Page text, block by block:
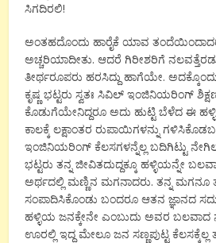
ಸಿಗದಿರಲಿ!
ಅಂತಹದೊಂದು ಹಾರೈಕೆ ಯಾವ
ಅಚ್ಚರಿಯಾದೀತು. ಆದರೆ ಗಿರೀಶರಿಗೆ
ತೀರ್ಥರೂಪರು ಹರಸಿದ್ದು ಹಾಗೆಯೇ.
ಕೃಷ್ಣ ಭಟ್ಟರು ಸ್ವತಃ ಸಿವಿಲ್ ಇಂಜಿನಿಯರಿಂಗ್
ಕೊಡುಗೆಯೇನಿದ್ದರೂ ಅದು ಹುಟ್ಟಿ ಬೆಳೆದ ಈ
ಕಾಲಕ್ಕೆ ಲಕ್ಷಾಂತರ ರುಪಾಯಿಗಳನ್ನು
ಇಂಜಿನಿಯರಿಂಗ್ ಕೆಲಸಗಳನ್ನೆಲ್ಲ ಬದಿಗಿಟ್ಟು
ಭಟ್ಟರು ತನ್ನ ಜೀವಿತದುದ್ದಕ್ಕೂ ಹಳ್ಳಿಯನ್ನೇ
ಅರ್ಥದಲ್ಲಿ ಮಣ್ಣಿನ ಮಗನಾದರು. ತನ್ನ ಮಗನೂ
ಸಂಪಾದಿಸಿಕೊಂಡು ಬಂದರೂ ಆತನ ಜ್ಞಾನದ
ಹಳ್ಳಿಯ ಜನಕ್ಕೇನೇ ಎಂಬುದು ಅವರ ಬಲವಾದ
ಊರಲ್ಲಿ ಇದ್ದ ಮೇಲೂ ಜನ ಸಣ್ಣಪುಟ್ಟ